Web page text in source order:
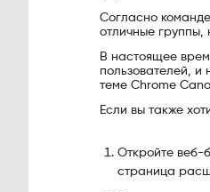
Согласно
отличные группы,
В настоящее
пользователей, и
теме Chrome
Если вы также
Откройте веб-
страница